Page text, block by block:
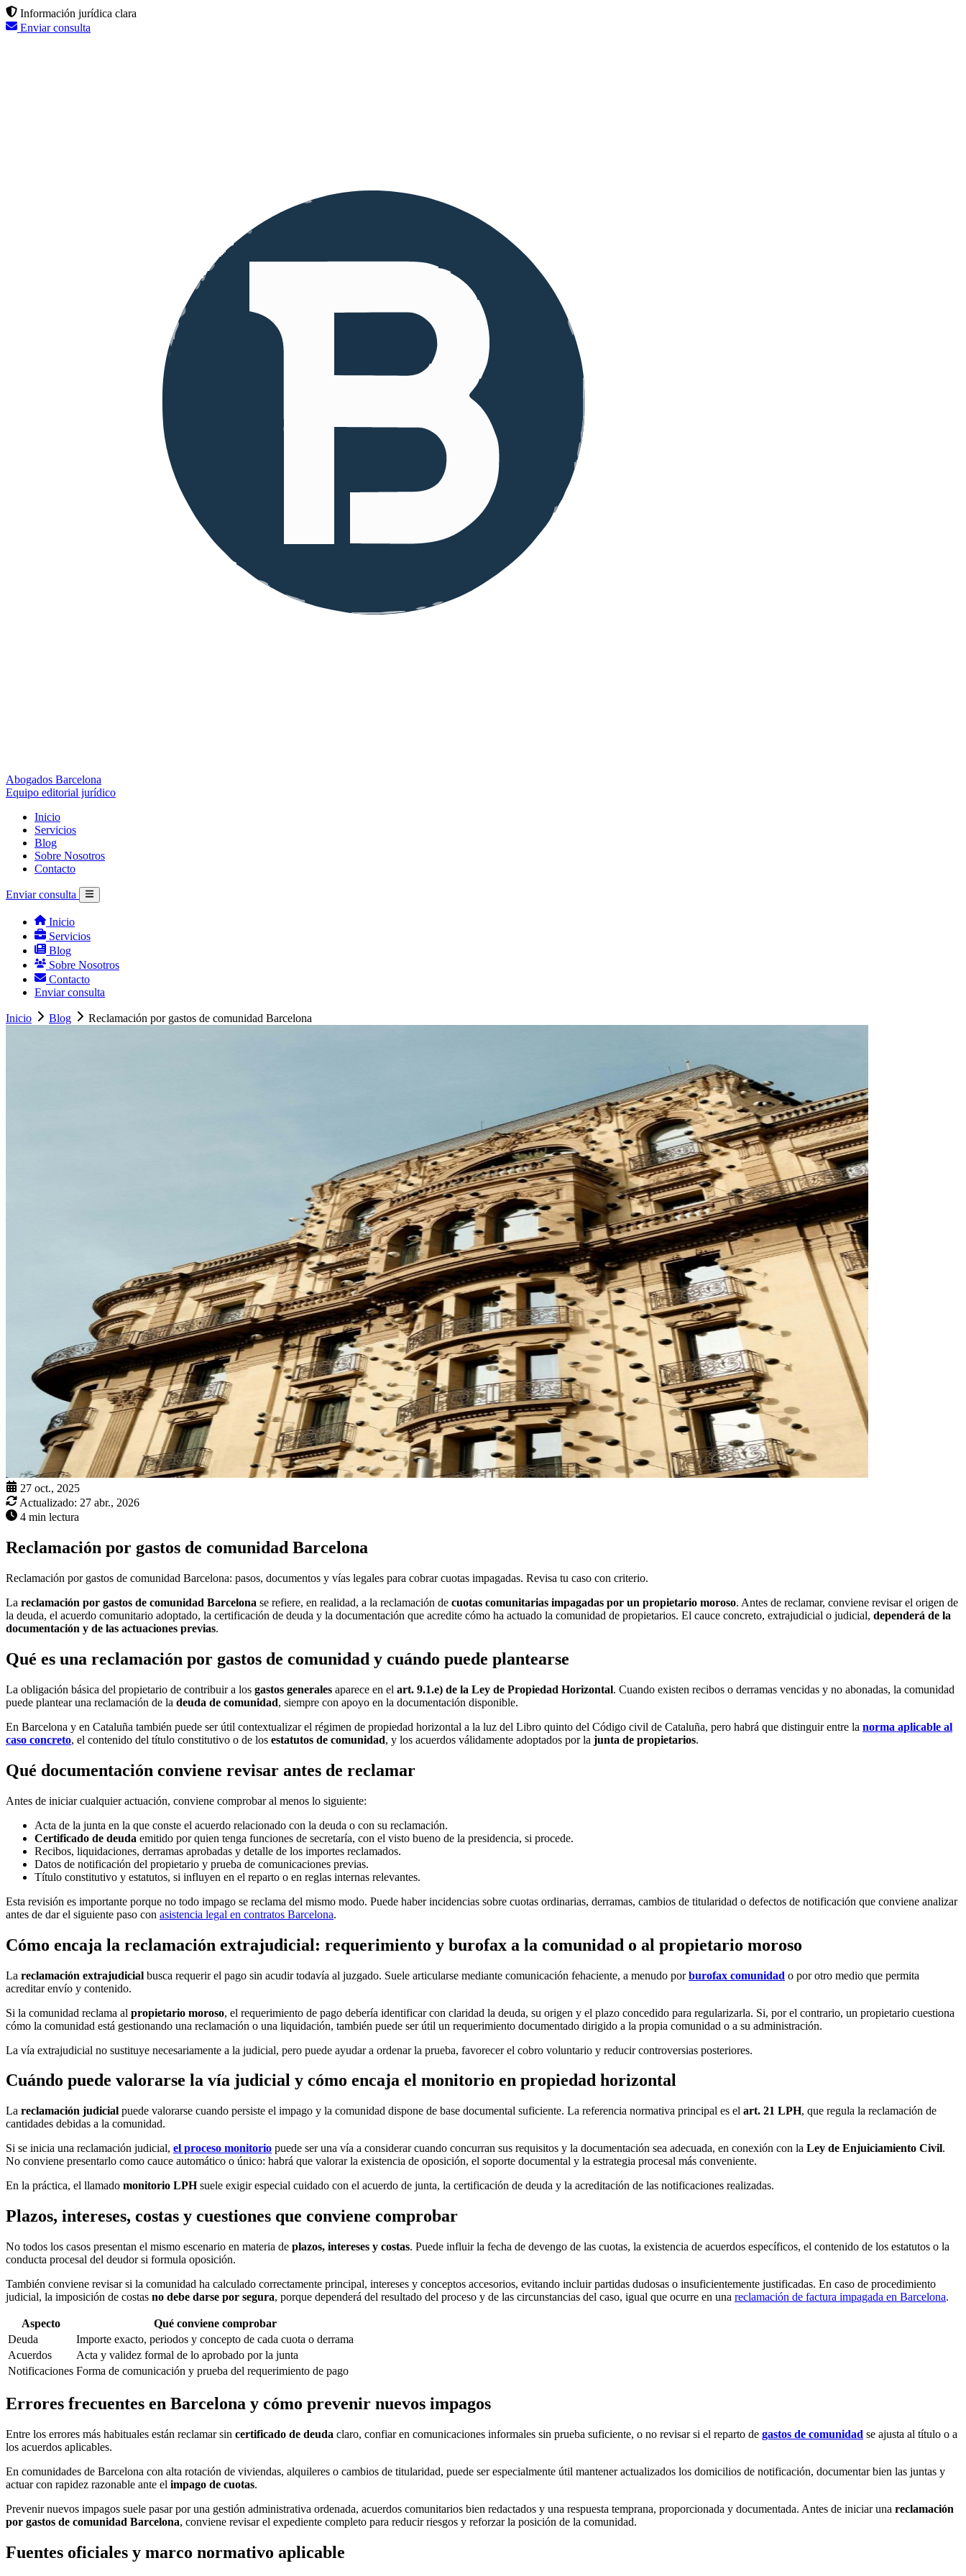
Información jurídica clara
Enviar consulta
Abogados Barcelona
Equipo editorial jurídico
Inicio
Servicios
Blog
Sobre Nosotros
Contacto
Enviar consulta
Inicio
Servicios
Blog
Sobre Nosotros
Contacto
Enviar consulta
Inicio Blog Reclamación por gastos de comunidad Barcelona
27 oct., 2025
Actualizado: 27 abr., 2026
4 min lectura
Reclamación por gastos de comunidad Barcelona
Reclamación por gastos de comunidad Barcelona: pasos, documentos y vías legales para cobrar cuotas impagadas. Revisa tu caso con criterio.
La reclamación por gastos de comunidad Barcelona se refiere, en realidad, a la reclamación de cuotas comunitarias impagadas por un propietario moroso. Antes de reclamar, conviene revisar el origen de
la deuda, el acuerdo comunitario adoptado, la certificación de deuda y la documentación que acredite cómo ha actuado la comunidad de propietarios. El cauce concreto, extrajudicial o judicial, dependerá de la
documentación y de las actuaciones previas.
Qué es una reclamación por gastos de comunidad y cuándo puede plantearse
La obligación básica del propietario de contribuir a los gastos generales aparece en el art. 9.1.e) de la Ley de Propiedad Horizontal. Cuando existen recibos o derramas vencidas y no abonadas, la comunidad
puede plantear una reclamación de la deuda de comunidad, siempre con apoyo en la documentación disponible.
En Barcelona y en Cataluña también puede ser útil contextualizar el régimen de propiedad horizontal a la luz del Libro quinto del Código civil de Cataluña, pero habrá que distinguir entre la norma aplicable al
caso concreto, el contenido del título constitutivo o de los estatutos de comunidad, y los acuerdos válidamente adoptados por la junta de propietarios.
Qué documentación conviene revisar antes de reclamar
Antes de iniciar cualquier actuación, conviene comprobar al menos lo siguiente:
Acta de la junta en la que conste el acuerdo relacionado con la deuda o con su reclamación.
Certificado de deuda emitido por quien tenga funciones de secretaría, con el visto bueno de la presidencia, si procede.
Recibos, liquidaciones, derramas aprobadas y detalle de los importes reclamados.
Datos de notificación del propietario y prueba de comunicaciones previas.
Título constitutivo y estatutos, si influyen en el reparto o en reglas internas relevantes.
Esta revisión es importante porque no todo impago se reclama del mismo modo. Puede haber incidencias sobre cuotas ordinarias, derramas, cambios de titularidad o defectos de notificación que conviene analizar
antes de dar el siguiente paso con asistencia legal en contratos Barcelona.
Cómo encaja la reclamación extrajudicial: requerimiento y burofax a la comunidad o al propietario moroso
La reclamación extrajudicial busca requerir el pago sin acudir todavía al juzgado. Suele articularse mediante comunicación fehaciente, a menudo porburofax comunidad o por otro medio que permita
acreditar envío y contenido.
Si la comunidad reclama al propietario moroso, el requerimiento de pago debería identificar con claridad la deuda, su origen y el plazo concedido para regularizarla. Si, por el contrario, un propietario cuestiona
cómo la comunidad está gestionando una reclamación o una liquidación, también puede ser útil un requerimiento documentado dirigido a la propia comunidad o a su administración.
La vía extrajudicial no sustituye necesariamente a la judicial, pero puede ayudar a ordenar la prueba, favorecer el cobro voluntario y reducir controversias posteriores.
Cuándo puede valorarse la vía judicial y cómo encaja el monitorio en propiedad horizontal
La reclamación judicial puede valorarse cuando persiste el impago y la comunidad dispone de base documental suficiente. La referencia normativa principal es el art. 21 LPH, que regula la reclamación de
cantidades debidas a la comunidad.
Si se inicia una reclamación judicial, el proceso monitorio puede ser una vía a considerar cuando concurran sus requisitos y la documentación sea adecuada, en conexión con la Ley de Enjuiciamiento Civil.
No conviene presentarlo como cauce automático o único: habrá que valorar la existencia de oposición, el soporte documental y la estrategia procesal más conveniente.
En la práctica, el llamado monitorio LPHsuele exigir especial cuidado con el acuerdo de junta, la certificación de deuda y la acreditación de las notificaciones realizadas.
Plazos, intereses, costas y cuestiones que conviene comprobar
No todos los casos presentan el mismo escenario en materia de plazos, intereses y costas. Puede influir la fecha de devengo de las cuotas, la existencia de acuerdos específicos, el contenido de los estatutos o la
conducta procesal del deudor si formula oposición.
También conviene revisar si la comunidad ha calculado correctamente principal, intereses y conceptos accesorios, evitando incluir partidas dudosas o insuficientemente justificadas. En caso de procedimiento
judicial, la imposición de costas no debe darse por segura, porque dependerá del resultado del proceso y de las circunstancias del caso, igual que ocurre en una reclamación de factura impagada en Barcelona.
Aspecto
Qué conviene comprobar
Deuda
Importe exacto, periodos y concepto de cada cuota o derrama
Acuerdos
Acta y validez formal de lo aprobado por la junta
Notificaciones Forma de comunicación y prueba del requerimiento de pago
Errores frecuentes en Barcelona y cómo prevenir nuevos impagos
Entre los errores más habituales están reclamar sin certificado de deuda claro, confiar en comunicaciones informales sin prueba suficiente, o no revisar si el reparto de gastos de comunidad se ajusta al título o a
los acuerdos aplicables.
En comunidades de Barcelona con alta rotación de viviendas, alquileres o cambios de titularidad, puede ser especialmente útil mantener actualizados los domicilios de notificación, documentar bien las juntas y
actuar con rapidez razonable ante el impago de cuotas.
Prevenir nuevos impagos suele pasar por una gestión administrativa ordenada, acuerdos comunitarios bien redactados y una respuesta temprana, proporcionada y documentada. Antes de iniciar una reclamación
por gastos de comunidad Barcelona, conviene revisar el expediente completo para reducir riesgos y reforzar la posición de la comunidad.
Fuentes oficiales y marco normativo aplicable